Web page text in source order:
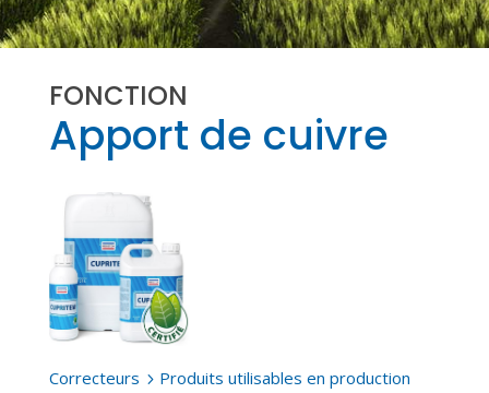
FONCTION
Apport de cuivre
Correcteurs 5 Produits utilisables en production